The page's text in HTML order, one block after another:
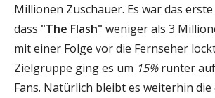
Millionen Zuschauer. Es war das
dass "The Flash" weniger als 3
mit einer Folge vor die Fernseher
Zielgruppe ging es um 15%runter
Fans. Natürlich bleibt es weiterhin